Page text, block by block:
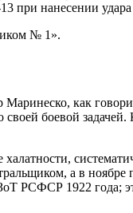
нанесении
№ 1».
как
боевой
а в
РСФСР 1922 года;